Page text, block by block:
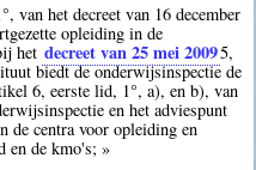
van het decreet van 16 december
opleiding in de
het decreet van 25 mei 20095,
biedt de onderwijsinspectie de
6, eerste lid, 1°, a), en b), van
en het adviespunt
de centra voor opleiding en
en de kmo's; »